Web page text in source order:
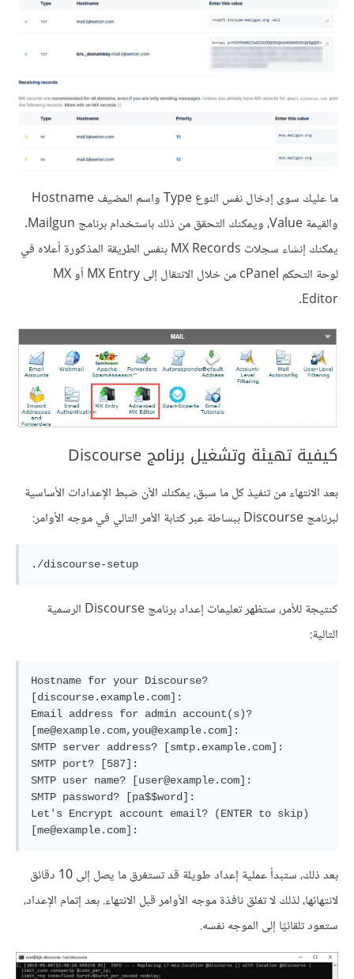
ما عليك سوى إدخال نفس النوع Type واسم المضيف Hostname
والقيمة Value، ويمكنك التحقق من ذلك باستخدام برنامج Mailgun.
يمكنك إنشاء سجلات MX Records بنفس الطريقة المذكورة أعلاه في
لوحة التحكم cPanel من خلال الانتقال إلى MX Entry أو MX
Editor.
كيفية تهيئة وتشغيل برنامج Discourse
بعد الانتهاء من تنفيذ كل ما سبق، يمكنك الآن ضبط الإعدادات الأساسية
لبرنامج Discourse ببساطة عبر كتابة الأمر التالي في موجه الأوامر:
كنتيجة للأمر، ستظهر تعليمات إعداد برنامج Discourse الرسمية
التالية:
Hostname for your Discourse?
[discourse.example.com]:
Email address for admin account(s)?
[me@example.com,you@example.com]:
SMTP server address? [smtp.example.com]:
SMTP port? [587]:
SMTP user name? [user@example.com]:
SMTP password? [pa$$word]:
Let's Encrypt account email? (ENTER to skip)
بعد ذلك، ستبدأ عملية إعداد طويلة قد تستغرق ما يصل إلى 10 دقائق
لانتهائها، لذلك لا تغلق نافذة موجه الأوامر قبل الانتهاء. بعد إتمام الإعداد،
ستعود تلقائيًا إلى الموجه نفسه.